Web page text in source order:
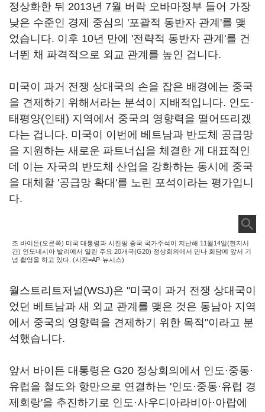
정상화한 뒤 2013년 7월 버락 오바마정부 들어 가장
낮은 수준인 경제 중심의 '포괄적 동반자 관계'를 맺
었습니다. 이후 10년 만에 '전략적 동반자 관계'를 건
너뛴 채 파격적으로 외교 관계를 높인 겁니다.
미국이 과거 전쟁 상대국의 손을 잡은 배경에는 중국
을 견제하기 위해서라는 분석이 지배적입니다. 인도·
태평양(인태) 지역에서 중국의 영향력을 떨어뜨리겠
다는 겁니다. 미국이 이번에 베트남과 반도체 공급망
을 지원하는 새로운 파트너십을 체결한 게 대표적인
데 이는 자국의 반도체 산업을 강화하는 동시에 중국
을 대체할 '공급망 확대'를 노린 포석이라는 평가입니
다.
조 바이든(오른쪽) 미국 대통령과 시진핑 중국 국가주석이 지난해 11월14일(현지시
간) 인도네시아 발리에서 열린 주요 20개국(G20) 정상회의에서 만나 회담에 앞서 기
념 촬영을 하고 있다. (사진=AP·뉴시스)
월스트리트저널(WSJ)은 "미국이 과거 전쟁 상대국이
었던 베트남과 새 외교 관계를 맺은 것은 동남아 지역
에서 중국의 영향력을 견제하기 위한 목적"이라고 분
석했습니다.
앞서 바이든 대통령은 G20 정상회의에서 인도·중동·
유럽을 철도와 항만으로 연결하는 '인도·중동·유럽 경
제회랑'을 추진하기로 인도·사우디아라비아·아랍에